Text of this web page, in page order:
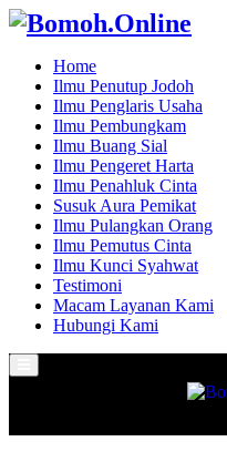
Home
Ilmu Penutup Jodoh
Ilmu Penglaris Usaha
Ilmu Pembungkam
Ilmu Buang Sial
Ilmu Pengeret Harta
Ilmu Penahluk Cinta
Susuk Aura Pemikat
Ilmu Pulangkan Orang
Ilmu Pemutus Cinta
Ilmu Kunci Syahwat
Testimoni
Macam Layanan Kami
Hubungi Kami
Menu